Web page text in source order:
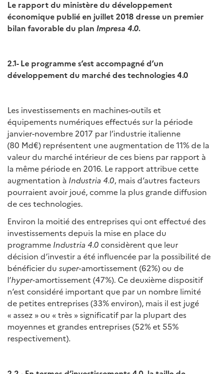
Le rapport du ministère du développement
économique publié en juillet 2018 dresse un premier
bilan favorable du plan Impresa 4.0.
2.1- Le programme s’est accompagné d’un
développement du marché des technologies 4.0
Les investissements en machines-outils et
équipements numériques effectués sur la période
janvier-novembre 2017 par l’industrie italienne
(80 Md€) représentent une augmentation de 11% de la
valeur du marché intérieur de ces biens par rapport à
la même période en 2016. Le rapport attribue cette
augmentation à Industria 4.0, mais d’autres facteurs
pourraient avoir joué, comme la plus grande diffusion
de ces technologies.
Environ la moitié des entreprises qui ont effectué des
investissements depuis la mise en place du
programme Industria 4.0considèrent que leur
décision d’investir a été influencée par la possibilité de
bénéficier du super-amortissement (62%) ou de
l’hyper-amortissement (47%). Ce deuxième dispositif
n’est considéré important que par un nombre limité
de petites entreprises (33% environ), mais il est jugé
« assez » ou « très » significatif par la plupart des
moyennes et grandes entreprises (52% et 55%
respectivement).